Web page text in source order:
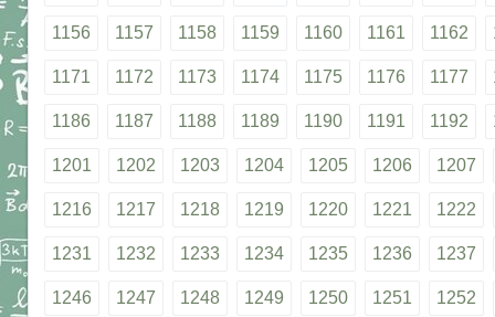
1156 1157 1158 1159 1160 1161 1162
1171 1172 1173 1174 1175 1176 1177
1186 1187 1188 1189 1190 1191 1192
1201 1202 1203 1204 1205 1206 1207
1216 1217 1218 1219 1220 1221 1222
1231 1232 1233 1234 1235 1236 1237
1246 1247 1248 1249 1250 1251 1252